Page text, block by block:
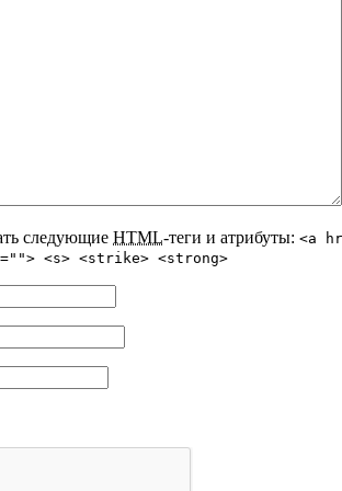
следующие HTML-теги и атрибуты: <a
<s> <strike> <strong>